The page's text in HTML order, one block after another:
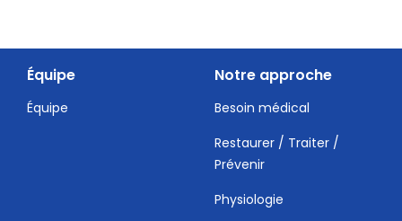
Équipe
Équipe
Notre approche
Besoin médical
Restaurer / Traiter /
Prévenir
Physiologie